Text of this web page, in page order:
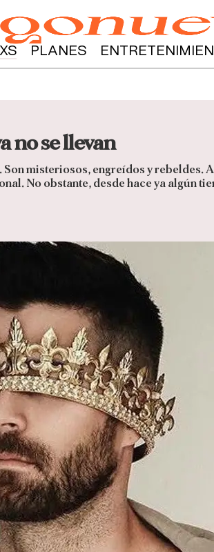
PLANES
no se llevan
misteriosos, engreídos y rebeldes.
No obstante, desde hace ya algún